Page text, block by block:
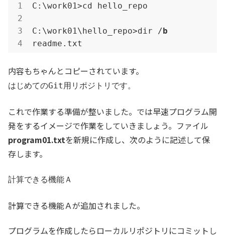
C:\work01>cd hello_repo
C:\work01\hello_repo>dir /b
readme .txt
内容もちゃんとコピーされています。
はじめてのGit用リポジトリです。
これで作業する準備が整いました。では早速プログラム開
発をするイメージで作業をしていきましょう。ファイル
program01.txtを新規に作成し、次のように記述して保
存します。
計算できる機能Ａ
計算できる機能Ａが追加されました。
プログラムを作成したらローカルリポジトリにコミットし